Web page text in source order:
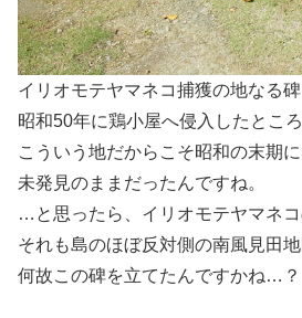
イリオモテヤマネコ捕獲の地なる碑
昭和50年に鶏小屋へ侵入したとこ
こういう地だからこそ昭和の末期
未発見のままだったんですね。
…と思ったら、イリオモテヤマネコ
それも島のほぼ反対側の南風見田地
何故この碑を立てたんですかね…？